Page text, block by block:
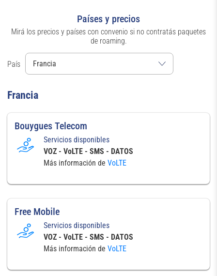
Países y precios
Mirá los precios y países con convenio si no contratás paquetes
de roaming.
País
Francia
Bouygues Telecom
Servicios disponibles
VOZ - VoLTE - SMS - DATOS
Más información de VoLTE
Free Mobile
Servicios disponibles
VOZ - VoLTE - SMS - DATOS
Más información de VoLTE